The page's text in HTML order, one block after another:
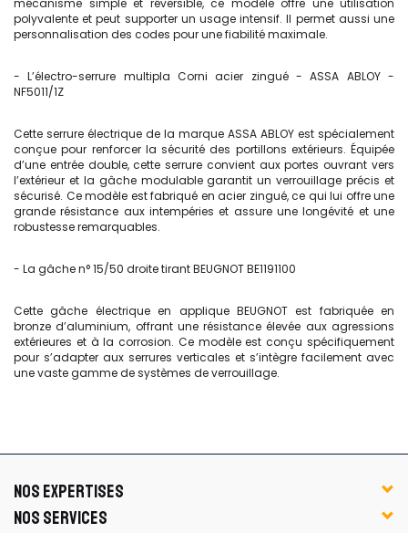
polyvalente et peut supporter un usage intensif. Il permet aussi une
personnalisation des codes pour une fiabilité maximale.
- L’électro-serrure multipla Corni acier zingué - ASSA ABLOY -
NF5011/1Z
Cette serrure électrique de la marque ASSA ABLOY est spécialement
conçue pour renforcer la sécurité des portillons extérieurs. Équipée
d’une entrée double, cette serrure convient aux portes ouvrant vers
l’extérieur et la gâche modulable garantit un verrouillage précis et
sécurisé. Ce modèle est fabriqué en acier zingué, ce qui lui offre une
grande résistance aux intempéries et assure une longévité et une
robustesse remarquables.
- La gâche n° 15/50 droite tirant BEUGNOT BE1191100
Cette gâche électrique en applique BEUGNOT est fabriquée en
bronze d’aluminium, offrant une résistance élevée aux agressions
extérieures et à la corrosion. Ce modèle est conçu spécifiquement
pour s’adapter aux serrures verticales et s’intègre facilement avec
une vaste gamme de systèmes de verrouillage.
NOS EXPERTISES
NOS SERVICES